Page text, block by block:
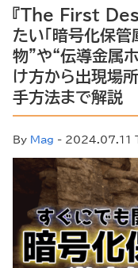
『The First
たい「暗号化保管
物”や“伝導金属
け方から出現場所
手方法まで解説
By Mag - 2024.07.11